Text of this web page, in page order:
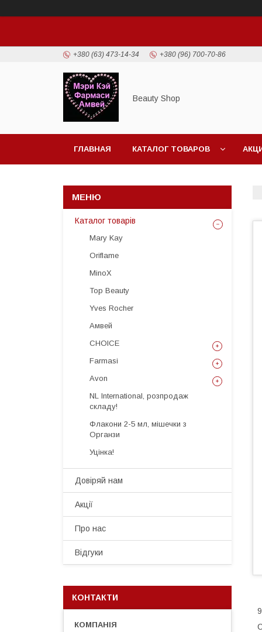
+380 (63) 473-14-34 +380 (96) 700-70-86
Beauty Shop
ГЛАВНАЯ КАТАЛОГ ТОВАРОВ
Каталог товарів
Mary Kay
Oriflame
MinoX
Top Beauty
Yves Rocher
Амвей
CHOICE
Farmasi
Avon
NL International, розпродаж
складу!
Флакони 2-5 мл, мішечки з
Органзи
Уцінка!
Довіряй нам
Акції
Про нас
Відгуки
КОНТАКТИ